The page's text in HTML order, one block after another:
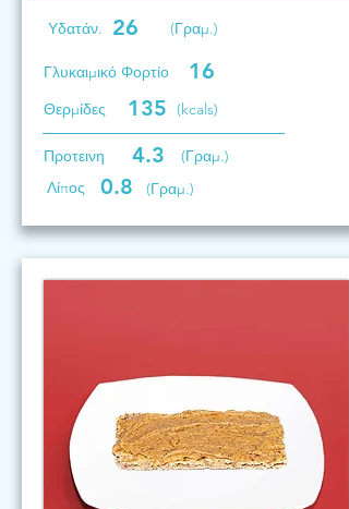
Υδατάν. 26 (Γραμ.)
Γλυκαιμικό Φορτίο 16
Θερμίδες 135 (kcals)
Προτεινη 4.3
(Γραμ.)
Λίπος
0.8 (Γραμ.)